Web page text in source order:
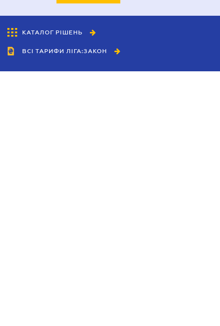
КАТАЛОГ РІШЕНЬ
ВСІ ТАРИФИ ЛІГА:ЗАКОН